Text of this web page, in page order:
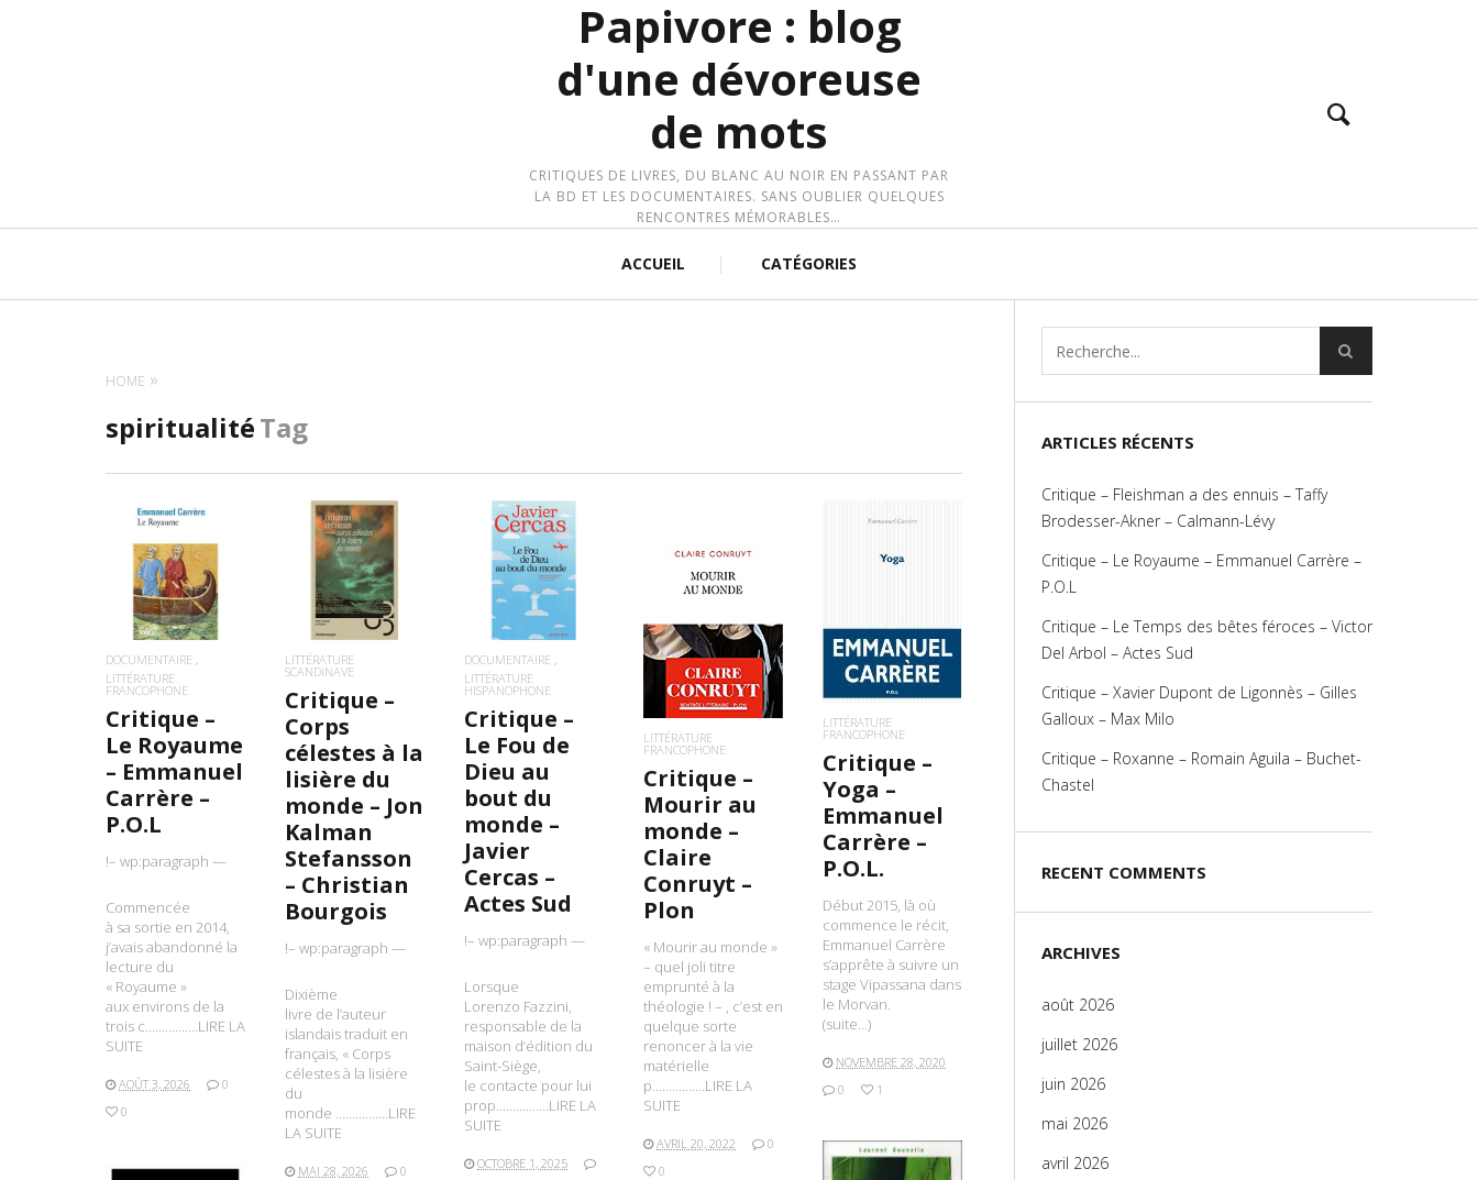
Papivore : blog
d'une dévoreuse
de mots
CRITIQUES DE LIVRES, DU BLANC AU NOIR EN PASSANT PAR
LA BD ET LES DOCUMENTAIRES. SANS OUBLIER QUELQUES
RENCONTRES MÉMORABLES…
ACCUEIL CATÉGORIES
HOME
spiritualitéTag
LIRE LA SUITE
DOCUMENTAIRE
LITTÉRATURE
FRANCOPHONE
Critique –
Le Royaume
– Emmanuel
Carrère –
P.O.L
!– wp:paragraph —
Commencée
à sa sortie en 2014,
j’avais abandonné la
lecture du
« Royaume »
aux environs de la
trois c…………….LIRE LA
SUITE
AOÛT 3, 2026
0
0
LIRE LA SUITE
LITTÉRATURE
SCANDINAVE
Critique –
Corps
célestes à la
lisière du
monde – Jon
Kalman
Stefansson
– Christian
Bourgois
!– wp:paragraph —
Dixième
livre de l’auteur
islandais traduit en
français, « Corps
célestes à la lisière
du
monde …………….LIRE
LA SUITE
MAI 28, 2026
0
LIRE LA SUITE
DOCUMENTAIRE
LITTÉRATURE
HISPANOPHONE
Critique –
Le Fou de
Dieu au
bout du
monde –
Javier
Cercas –
Actes Sud
!– wp:paragraph —
Lorsque
Lorenzo Fazzini,
responsable de la
maison d’édition du
Saint-Siège,
le contacte pour lui
prop…………….LIRE LA
SUITE
OCTOBRE 1, 2025
LITTÉRATURE
FRANCOPHONE
Critique –
Mourir au
monde –
Claire
Conruyt –
Plon
« Mourir au monde »
– quel joli titre
emprunté à la
théologie ! – , c’est en
quelque sorte
renoncer à la vie
matérielle
p…………….LIRE LA
SUITE
AVRIL 20, 2022
0
0
LITTÉRATURE
FRANCOPHONE
Critique –
Yoga –
Emmanuel
Carrère –
P.O.L.
Début 2015, là où
commence le récit,
Emmanuel Carrère
s’apprête à suivre un
stage Vipassana dans
le Morvan.
(suite…)
NOVEMBRE 28, 2020
0
1
ARTICLES RÉCENTS
Critique – Fleishman a des ennuis – Taffy
Brodesser-Akner – Calmann-Lévy
Critique – Le Royaume – Emmanuel Carrère –
P.O.L
Critique – Le Temps des bêtes féroces – Victor
Del Arbol – Actes Sud
Critique – Xavier Dupont de Ligonnès – Gilles
Galloux – Max Milo
Critique – Roxanne – Romain Aguila – Buchet-
Chastel
RECENT COMMENTS
ARCHIVES
août 2026
juillet 2026
juin 2026
mai 2026
avril 2026